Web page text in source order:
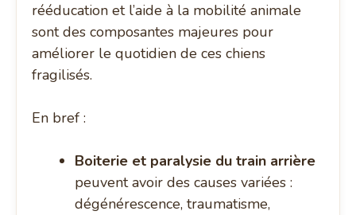
rééducation et l’aide à la mobilité animale
sont des composantes majeures pour
améliorer le quotidien de ces chiens
fragilisés.
En bref :
Boiterie et paralysie du train arrière
peuvent avoir des causes variées :
dégénérescence, traumatisme,